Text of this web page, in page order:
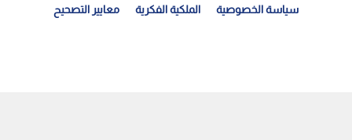
سياسة الخصوصية الملكية الفكرية معايير التصحيح